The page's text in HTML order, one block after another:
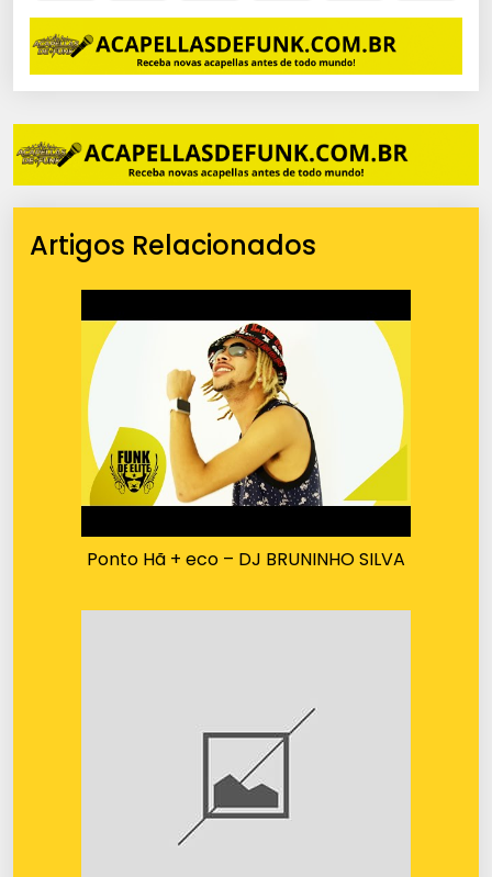
Artigos Relacionados
Ponto Hã + eco – DJ BRUNINHO SILVA